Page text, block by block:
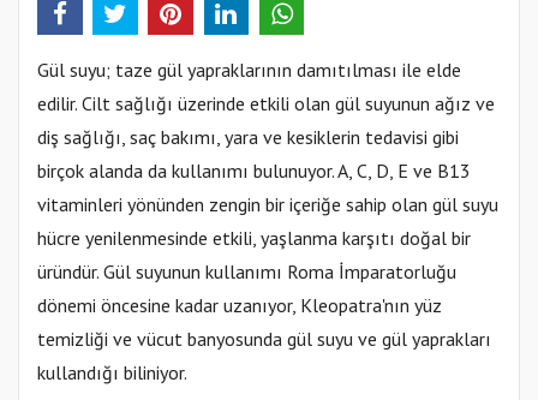
Gül suyu; taze gül yapraklarının damıtılması ile elde
edilir. Cilt sağlığı üzerinde etkili olan gül suyunun ağız ve
diş sağlığı, saç bakımı, yara ve kesiklerin tedavisi gibi
birçok alanda da kullanımı bulunuyor. A, C, D, E ve B13
vitaminleri yönünden zengin bir içeriğe sahip olan gül suyu
hücre yenilenmesinde etkili, yaşlanma karşıtı doğal bir
üründür. Gül suyunun kullanımı Roma İmparatorluğu
dönemi öncesine kadar uzanıyor, Kleopatra'nın yüz
temizliği ve vücut banyosunda gül suyu ve gül yaprakları
kullandığı biliniyor.